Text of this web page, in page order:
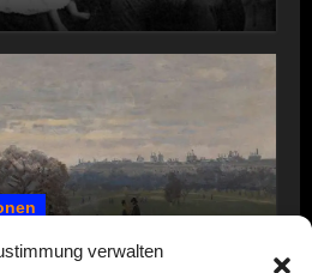
verwalten
und Jugend